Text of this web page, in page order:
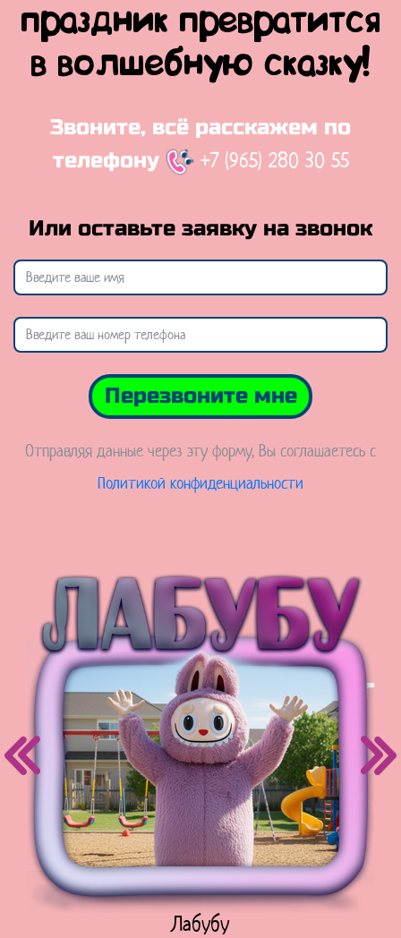
праздник превратится
в волшебную сказку!
Звоните, всё расскажем по
телефону
+7 (965) 280 30 55
Или оставьте заявку на звонок
Перезвоните мне
Отправляя данные через эту форму, Вы соглашаетесь с
Политикой конфиденциальности
Куклы Лол